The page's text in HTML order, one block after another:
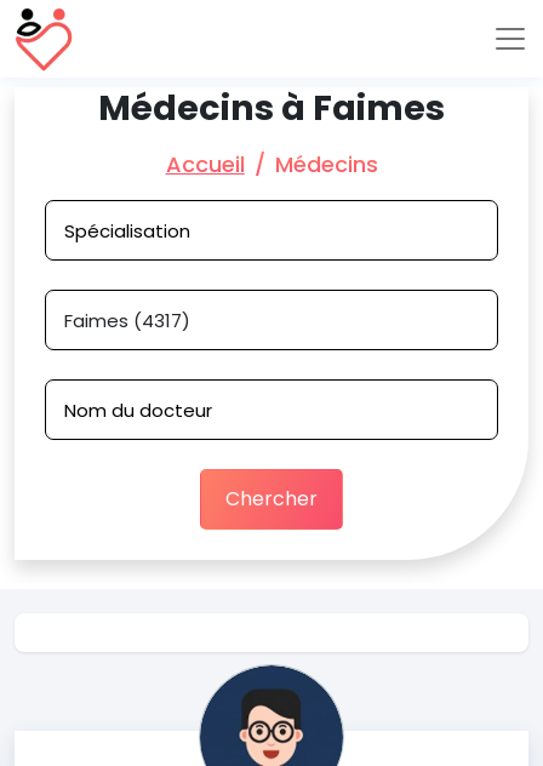
Médecins à Faimes
Accueil Médecins
Chercher